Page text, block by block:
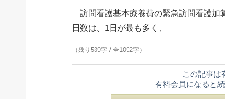
訪問看護基本療養費の緊急訪問看護加
日数は、1日が最も多く、
（残り539字 / 全1092字）
この記事は
有料会員になると